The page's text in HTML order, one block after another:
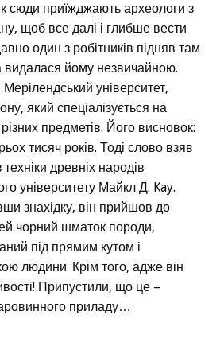
сюди приїжджають археологи з
щоб все далі і глибше вести
один з робітників підняв там
видалася йому незвичайною.
університет,
який спеціалізується на
предметів. Його висновок:
тисяч років. Тоді слово взяв
древніх народів
університету Майкл Д. Kay.
знахідку, він прийшов до
чорний шматок породи,
під прямим кутом і
людини. Крім того, адже він
Припустили, що це –
приладу…